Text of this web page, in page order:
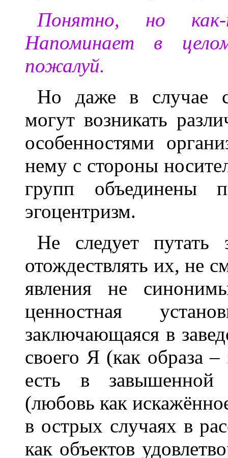
Понятно, но как-
Напоминает в
пожалуй.
Но даже в случае
могут возникать
особенностями
нему с стороны
групп объединены
эгоцентризм.
Не следует путать
отождествлять их, не
явления не
ценностная
заключающаяся в
своего Я (как образа
есть в завышенной
(любовь как
в острых случаях в
как объектов